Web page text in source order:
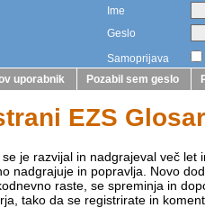
Ime
Geslo
Samoprijava
uporabnik Pozabil sem geslo
EZS
je razvijal in nadgrajeval več let
nadgrajuje in popravlja. Novo
raste, se spreminja in
tako da se registrirate in